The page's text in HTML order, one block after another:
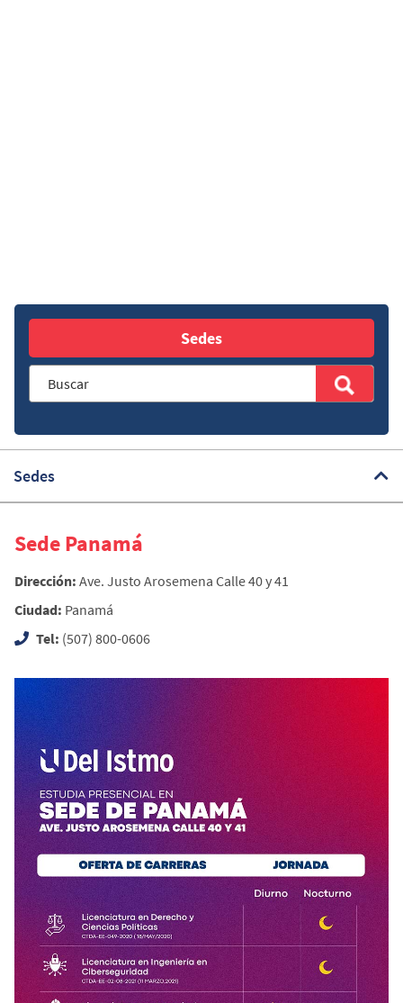
Sedes
Sedes
Sede Panamá
Dirección: Ave. Justo Arosemena Calle 40 y 41
Ciudad: Panamá
Tel: (507) 800-0606